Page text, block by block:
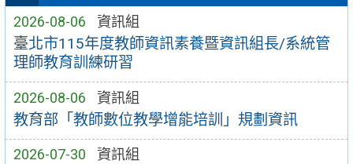
2026-08-06 資訊組
臺北市115年度教師資訊素養暨資訊組長/系統管
理師教育訓練研習
2026-08-06 資訊組
教育部「教師數位教學增能培訓」規劃資訊
2026-07-30 資訊組